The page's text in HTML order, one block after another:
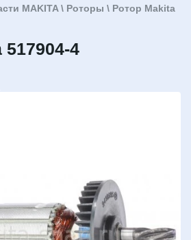
MAKITA \ Роторы \ Ротор Makita
517904-4